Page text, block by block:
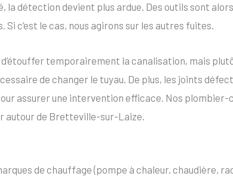
la détection devient plus ardue. Des outils sont
c’est le cas, nous agirons sur les autres fuites.
d’étouffer temporairement la canalisation, mais
de changer le tuyau. De plus, les joints
assurer une intervention efficace. Nos
autour de Bretteville-sur-Laize.
de chauffage (pompe à chaleur, chaudière,